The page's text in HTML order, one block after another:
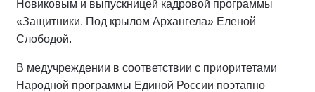
Новиковым и выпускницей кадровой программы
«Защитники. Под крылом Архангела» Еленой
Слободой.
В медучреждении в соответствии с приоритетами
Народной программы Единой России поэтапно